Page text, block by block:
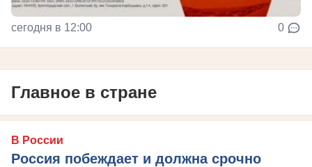
сегодня в 12:00 0
Главное в стране
В России
Россия побеждает и должна срочно